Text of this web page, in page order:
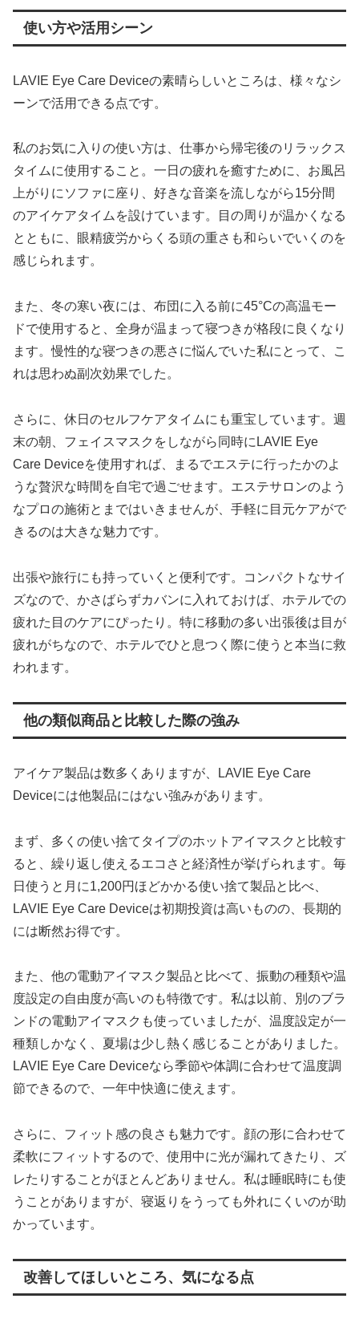
使い方や活用シーン
LAVIE Eye Care Deviceの素晴らしいところは、様々なシ
ーンで活用できる点です。
私のお気に入りの使い方は、仕事から帰宅後のリラックス
タイムに使用すること。一日の疲れを癒すために、お風呂
上がりにソファに座り、好きな音楽を流しながら15分間
のアイケアタイムを設けています。目の周りが温かくなる
とともに、眼精疲労からくる頭の重さも和らいでいくのを
感じられます。
また、冬の寒い夜には、布団に入る前に45°Cの高温モー
ドで使用すると、全身が温まって寝つきが格段に良くなり
ます。慢性的な寝つきの悪さに悩んでいた私にとって、こ
れは思わぬ副次効果でした。
さらに、休日のセルフケアタイムにも重宝しています。週
末の朝、フェイスマスクをしながら同時にLAVIE Eye
Care Deviceを使用すれば、まるでエステに行ったかのよ
うな贅沢な時間を自宅で過ごせます。エステサロンのよう
なプロの施術とまではいきませんが、手軽に目元ケアがで
きるのは大きな魅力です。
出張や旅行にも持っていくと便利です。コンパクトなサイ
ズなので、かさばらずカバンに入れておけば、ホテルでの
疲れた目のケアにぴったり。特に移動の多い出張後は目が
疲れがちなので、ホテルでひと息つく際に使うと本当に救
われます。
他の類似商品と比較した際の強み
アイケア製品は数多くありますが、LAVIE Eye Care
Deviceには他製品にはない強みがあります。
まず、多くの使い捨てタイプのホットアイマスクと比較す
ると、繰り返し使えるエコさと経済性が挙げられます。毎
日使うと月に1,200円ほどかかる使い捨て製品と比べ、
LAVIE Eye Care Deviceは初期投資は高いものの、長期的
には断然お得です。
また、他の電動アイマスク製品と比べて、振動の種類や温
度設定の自由度が高いのも特徴です。私は以前、別のブラ
ンドの電動アイマスクも使っていましたが、温度設定が一
種類しかなく、夏場は少し熱く感じることがありました。
LAVIE Eye Care Deviceなら季節や体調に合わせて温度調
節できるので、一年中快適に使えます。
さらに、フィット感の良さも魅力です。顔の形に合わせて
柔軟にフィットするので、使用中に光が漏れてきたり、ズ
レたりすることがほとんどありません。私は睡眠時にも使
うことがありますが、寝返りをうっても外れにくいのが助
かっています。
改善してほしいところ、気になる点